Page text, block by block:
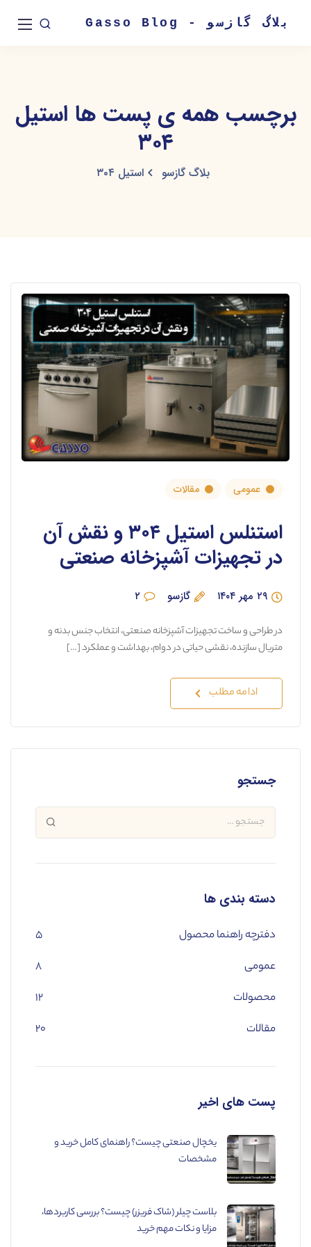
بلاگ گازسو - Gasso Blog
برچسب همه ی پست ها استیل
۳۰۴
بلاگ گازسو استیل ۳۰۴
عمومی مقالات
استنلس استیل ۳۰۴ و نقش آن
در تجهیزات آشپزخانه صنعتی
۲۹ مهر ۱۴۰۴ گازسو ۲
در طراحی و ساخت تجهیزات آشپزخانه صنعتی، انتخاب جنس بدنه و
متریال سازنده، نقشی حیاتی در دوام، بهداشت و عملکرد […]
ادامه مطلب
جستجو
دسته بندی ها
دفترچه راهنما محصول
۵
عمومی
۸
محصولات
۱۲
مقالات
۲۰
پست های اخیر
یخچال صنعتی چیست؟ راهنمای کامل خرید و
مشخصات
بلاست چیلر (شاک فریزر) چیست؟ بررسی کاربردها،
مزایا و نکات مهم خرید